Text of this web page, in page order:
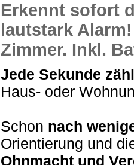
Erkennt sofort
lautstark Alarm
Zimmer. Inkl.
Jede Sekunde
Haus- oder
Schon nach
Orientierung und
Ohnmacht und